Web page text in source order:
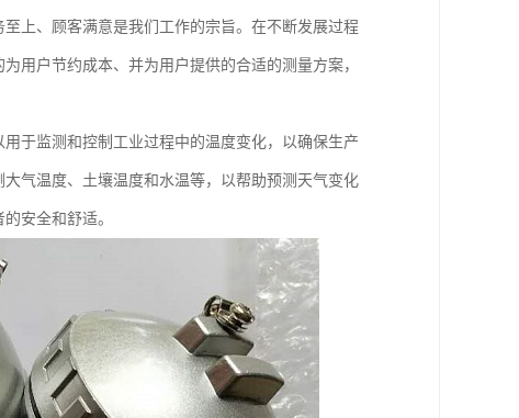
上、顾客满意是我们工作的宗旨。在不断发展过程
用户节约成本、并为用户提供的合适的测量方案，
于监测和控制工业过程中的温度变化，以确保生产
气温度、土壤温度和水温等，以帮助预测天气变化
安全和舒适。